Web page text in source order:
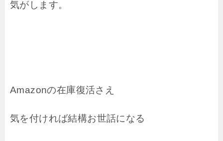
気がします。
Amazonの在庫復活さえ
気を付ければ結構お世話になる